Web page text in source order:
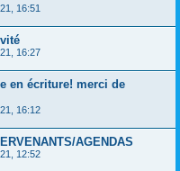
16:51
16:27
en écriture! merci de
16:12
AGENDAS
12:52